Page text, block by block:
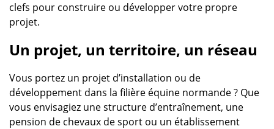
clefs pour construire ou développer votre propre
projet.
Un projet, un territoire, un réseau
Vous portez un projet d’installation ou de
développement dans la filière équine normande ? Que
vous envisagiez une structure d’entraînement, une
pension de chevaux de sport ou un établissement